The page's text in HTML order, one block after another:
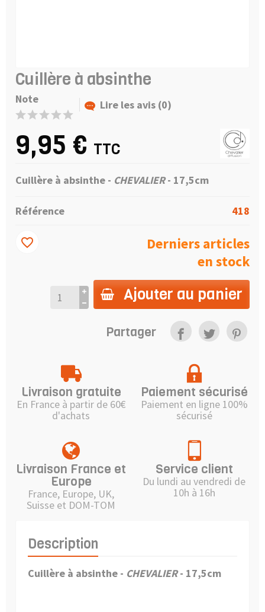
Cuillère à absinthe
Note Lire les avis (0)
9,95 € TTC
Cuillère à absinthe - CHEVALIER- 17,5cm
Référence 418
Derniers articles
en stock
Ajouter au panier
favorite_border
Partager
Livraison gratuite
En France à partir de 60€
d'achats
Paiement sécurisé
Paiement en ligne 100%
sécurisé
Livraison France et
Europe
France, Europe, UK,
Suisse et DOM-TOM
Service client
Du lundi au vendredi de
10h à 16h
Description
Cuillère à absinthe - CHEVALIER- 17,5cm